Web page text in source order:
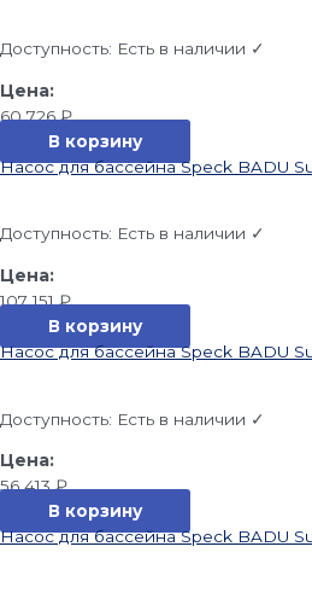
Доступность: Есть в наличии ✓
60 726₽
В корзину
Насос для бассейна Speck BADU
Доступность: Есть в наличии ✓
107 151₽
В корзину
Насос для бассейна Speck BADU
Доступность: Есть в наличии ✓
56 413₽
В корзину
Насос для бассейна Speck BADU